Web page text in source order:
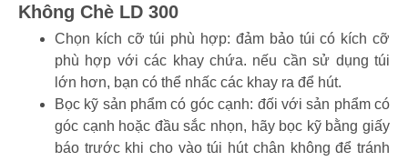
Không Chè LD 300
Chọn kích cỡ túi phù hợp: đảm bảo túi có kích cỡ
phù hợp với các khay chứa. nếu cần sử dụng túi
lớn hơn, bạn có thể nhấc các khay ra để hút.
Bọc kỹ sản phẩm có góc cạnh: đối với sản phẩm có
góc cạnh hoặc đầu sắc nhọn, hãy bọc kỹ bằng giấy
báo trước khi cho vào túi hút chân không để tránh